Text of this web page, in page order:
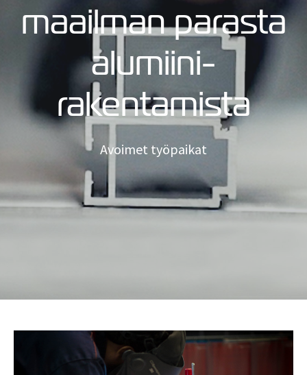
maailman parasta
alumiini­
rakentamista
Avoimet työpaikat